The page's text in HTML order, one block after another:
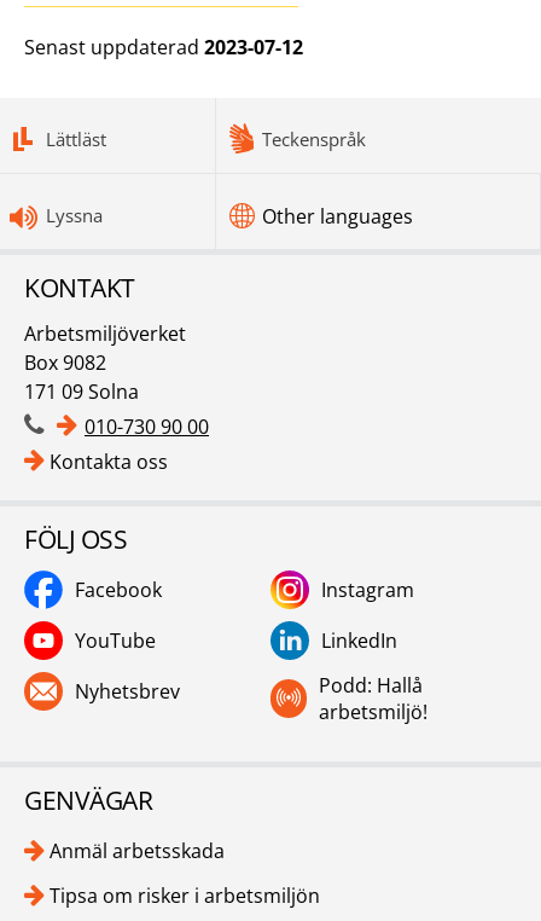
Senast uppdaterad 2023-07-12
Lättläst Teckenspråk
Lyssna Other languages
KONTAKT
Arbetsmiljöverket
Box 9082
171 09 Solna
010-730 90 00
Kontakta oss
FÖLJ OSS
Facebook
Instagram
YouTube
LinkedIn
Nyhetsbrev
Podd: Hallå
arbetsmiljö!
GENVÄGAR
Anmäl arbetsskada
Tipsa om risker i arbetsmiljön